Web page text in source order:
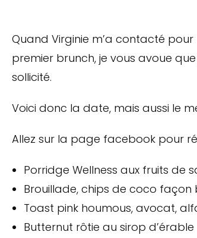
Quand Virginie m’a contacté
premier brunch, je vous avoue
sollicité.
Voici donc la date, mais aussi le
Allez sur la page facebook pour
Porridge Wellness aux fruits de
Brouillade, chips de coco
Toast pink houmous, avocat,
Butternut rôtie au sirop d’érable